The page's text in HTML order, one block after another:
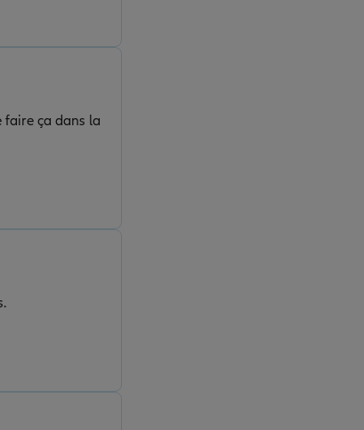
faire ça dans la